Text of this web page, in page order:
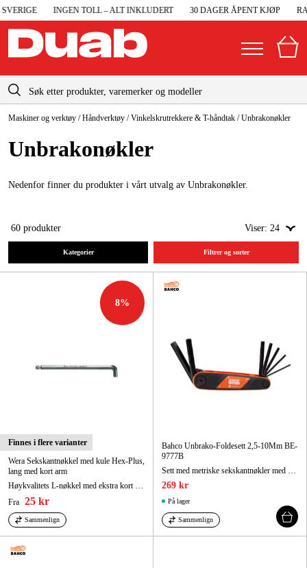
INGEN TOLL – ALT INKLUDERT 30 DAGER ÅPENT KJØP
Norge Privat|Bedrift
Sverige
Danmark
Maskiner og verktøy
Garasje og verksted
Maskintilbehør og forbruksvarer
Arbeidsklær og beskyttelse
Kampanjer
Artikler og guider
Kontakt
Vanlige spørsmål
info@duab.no
Maskiner og verktøy /Håndverktøy /Vinkelskrutrekkere & T-håndtak /Unbrakonøkler
Unbrakonøkler
Nedenfor finner du produkter i vårt utvalg av Unbrakonøkler.
60 produkter Viser: 24
Kategorier Filtrer og sorter
8%
Finnes i flere varianter
Wera Sekskantnøkkel med kule Hex-Plus,
lang med kort arm
Høykvalitets L-nøkkel med ekstra kort arm for vanskelig tilgjengelige skruer
Fra 25 kr
Sammenlign
Bahco Unbrako-Foldesett 2,5-10Mm BE-
9777B
Sett med metriske sekskantnøkler med fosfatert utførelse og mykt grep 2,5 mm - 10 mm - 7 deler
269 kr
På lager
Sammenlign